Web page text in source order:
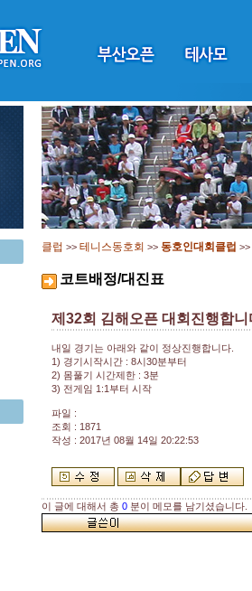
클럽 >> 테니스동호회 >> 동호인대회클럽 >>
코트배정/대진표
제32회 김해오픈 대회진행합니
내일 경기는 아래와 같이 정상진행합니다.
1) 경기시작시간 : 8시30분부터
2) 몸풀기 시간제한 : 3분
3) 전게임 1:1부터 시작
파일 :
조회 : 1871
작성 : 2017년 08월 14일 20:22:53
이 글에 대해서 총 0 분이 메모를 남기셨습니다.